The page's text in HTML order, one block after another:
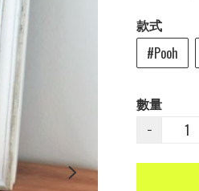
款式
#Pooh
數量
−